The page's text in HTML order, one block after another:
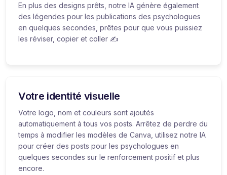
En plus des designs prêts, notre IA génère également
des légendes pour les publications des psychologues
en quelques secondes, prêtes pour que vous puissiez
les réviser, copier et coller ✍️
Votre identité visuelle
Votre logo, nom et couleurs sont ajoutés
automatiquement à tous vos posts. Arrêtez de perdre du
temps à modifier les modèles de Canva, utilisez notre IA
pour créer des posts pour les psychologues en
quelques secondes sur le renforcement positif et plus
encore.